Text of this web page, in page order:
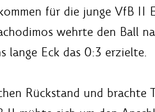
für die junge VfB
wehrte den Ball
lange Eck das 0:3 erzielte.
Rückstand und